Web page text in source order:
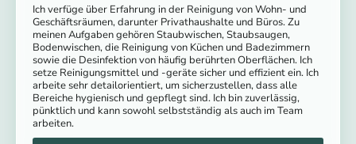
Ich verfüge über Erfahrung in der Reinigung von Wohn- und
Geschäftsräumen, darunter Privathaushalte und Büros. Zu
meinen Aufgaben gehören Staubwischen, Staubsaugen,
Bodenwischen, die Reinigung von Küchen und Badezimmern
sowie die Desinfektion von häufig berührten Oberflächen. Ich
setze Reinigungsmittel und -geräte sicher und effizient ein. Ich
arbeite sehr detailorientiert, um sicherzustellen, dass alle
Bereiche hygienisch und gepflegt sind. Ich bin zuverlässig,
pünktlich und kann sowohl selbstständig als auch im Team
arbeiten.